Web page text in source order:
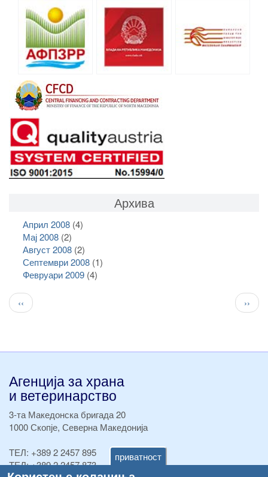
приватност
Архива
Април 2008(4)
Мај 2008(2)
Август 2008(2)
Септември 2008(1)
Февруари 2009(4)
Pagination
Previous
page
‹‹ ››
Агенција за храна
и ветеринарство
3-та Македонска бригада 20
1000 Скопје, Северна Македонија
ТЕЛ: +389 2 2457 895
ТЕЛ:+389 2 2457 873